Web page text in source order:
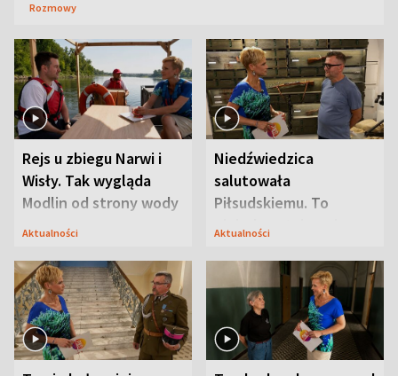
Rozmowy
Rejs u zbiegu Narwi i
Wisły. Tak wygląda
Modlin od strony wody
Aktualności
Niedźwiedzica
salutowała
Piłsudskiemu. To
niejedyna tajemnica
Aktualności